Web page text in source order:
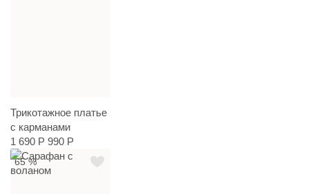
Трикотажное платье
с карманами
1 690 Р 990 Р
65 %